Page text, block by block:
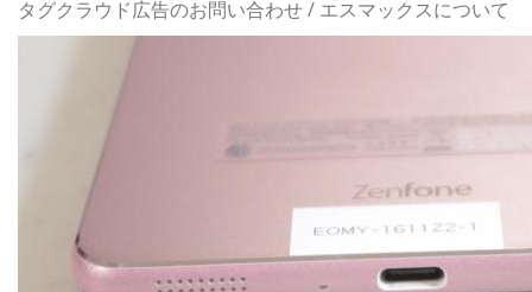
タグクラウド広告のお問い合わせ / エスマックスについて